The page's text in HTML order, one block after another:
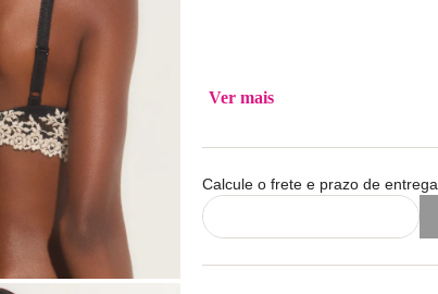
Ver mais
Calcule o frete e prazo de entrega